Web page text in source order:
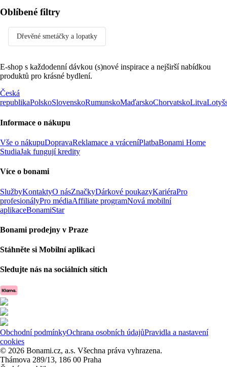
Oblíbené filtry
Dřevěné smetáčky a lopatky
E-shop s každodenní dávkou (s)nové inspirace a nejširší nabídkou
produktů pro krásné bydlení.
Česká
republikaPolskoSlovenskoRumunskoMaďarskoChorvatskoLitva
Informace o nákupu
Vše o nákupuDopravaReklamace a vráceníPlatbaBonami Home
StudiaJak fungují kredity
Více o bonami
SlužbyKontaktyO násZnačkyDárkové poukazyKariéraPro
profesionályPro médiaAffiliate programNová mobilní
aplikaceBonamiStar
Bonami prodejny v Praze
Stáhněte si Mobilní aplikaci
Sledujte nás na sociálních sítích
Obchodní podmínkyOchrana osobních údajůPravidla a nastavení
cookies
© 2026 Bonami.cz, a.s. Všechna práva vyhrazena.
Thámova 289/13, 186 00 Praha